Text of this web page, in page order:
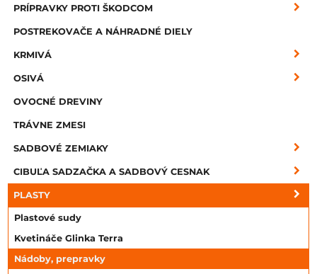
PRÍPRAVKY PROTI ŠKODCOM
POSTREKOVAČE A NÁHRADNÉ DIELY
KRMIVÁ
OSIVÁ
OVOCNÉ DREVINY
TRÁVNE ZMESI
SADBOVÉ ZEMIAKY
CIBUĽA SADZAČKA A SADBOVÝ CESNAK
PLASTY
Plastové sudy
Kvetináče Glinka Terra
Nádoby, prepravky